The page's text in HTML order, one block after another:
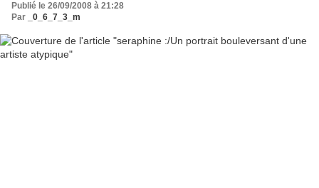
Publié le 26/09/2008 à 21:28
Par
_0_6_7_3_m